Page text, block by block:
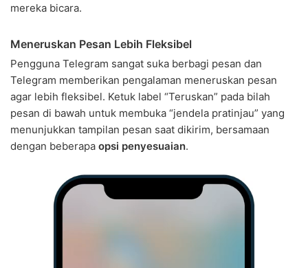
mereka bicara.
Meneruskan Pesan Lebih Fleksibel
Pengguna Telegram sangat suka berbagi pesan dan
Telegram memberikan pengalaman meneruskan pesan
agar lebih fleksibel. Ketuk label “Teruskan” pada bilah
pesan di bawah untuk membuka “jendela pratinjau” yang
menunjukkan tampilan pesan saat dikirim, bersamaan
dengan beberapa opsi penyesuaian.